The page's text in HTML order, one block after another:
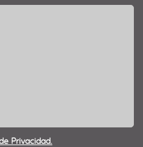
Privacidad.